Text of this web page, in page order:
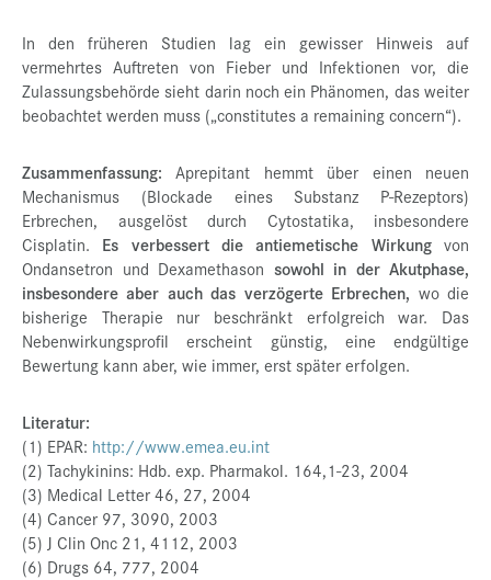
In den früheren Studien lag ein gewisser Hinweis auf
vermehrtes Auftreten von Fieber und Infektionen vor, die
Zulassungsbehörde sieht darin noch ein Phänomen, das weiter
beobachtet werden muss („constitutes a remaining concern“).
Zusammenfassung:Aprepitant hemmt über einen neuen
Mechanismus (Blockade eines Substanz P-Rezeptors)
Erbrechen, ausgelöst durch Cytostatika, insbesondere
Cisplatin. Es verbessert die antiemetische Wirkungvon
Ondansetron und Dexamethason sowohl in der Akutphase,
insbesondere aber auch das verzögerte Erbrechen, wo die
bisherige Therapie nur beschränkt erfolgreich war. Das
Nebenwirkungsprofil erscheint günstig, eine endgültige
Bewertung kann aber, wie immer, erst später erfolgen.
Literatur:
(1) EPAR: http://www.emea.eu.int
(2) Tachykinins: Hdb. exp. Pharmakol. 164,1-23, 2004
(3) Medical Letter 46, 27, 2004
(4) Cancer 97, 3090, 2003
(5) J Clin Onc 21, 4112, 2003
(6) Drugs 64, 777, 2004